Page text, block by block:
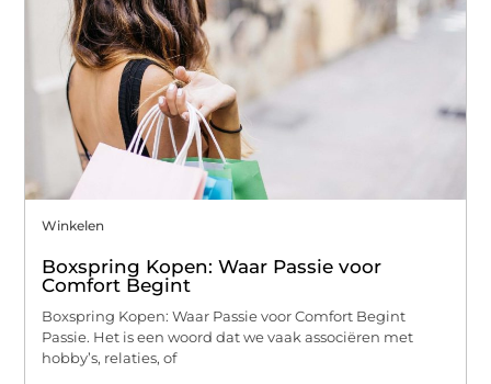
Winkelen
Boxspring Kopen: Waar Passie voor
Comfort Begint
Boxspring Kopen: Waar Passie voor Comfort Begint
Passie. Het is een woord dat we vaak associëren met
hobby’s, relaties, of